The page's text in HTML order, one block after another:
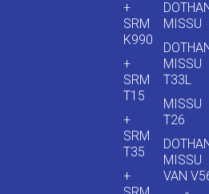
+
SRM
K990
+
SRM
T15
+
SRM
T35
+
MISSU
MISSU
T33L
MISSU
T26
MISSU
VAN